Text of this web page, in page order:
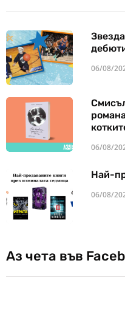
06/08/
06/08/
Най-
06/08/
Аз чета във